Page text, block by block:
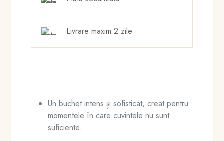
accente
fine
Livrare maxim 2 zile
Un buchet intens și sofisticat, creat pentru
momentele în care cuvintele nu sunt
suficiente.